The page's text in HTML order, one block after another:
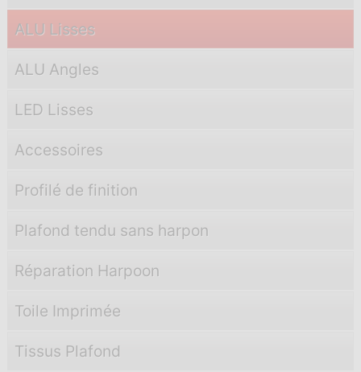
ALU Lisses
ALU Angles
LED Lisses
Accessoires
Profilé de finition
Plafond tendu sans harpon
Réparation Harpoon
Toile Imprimée
Tissus Plafond